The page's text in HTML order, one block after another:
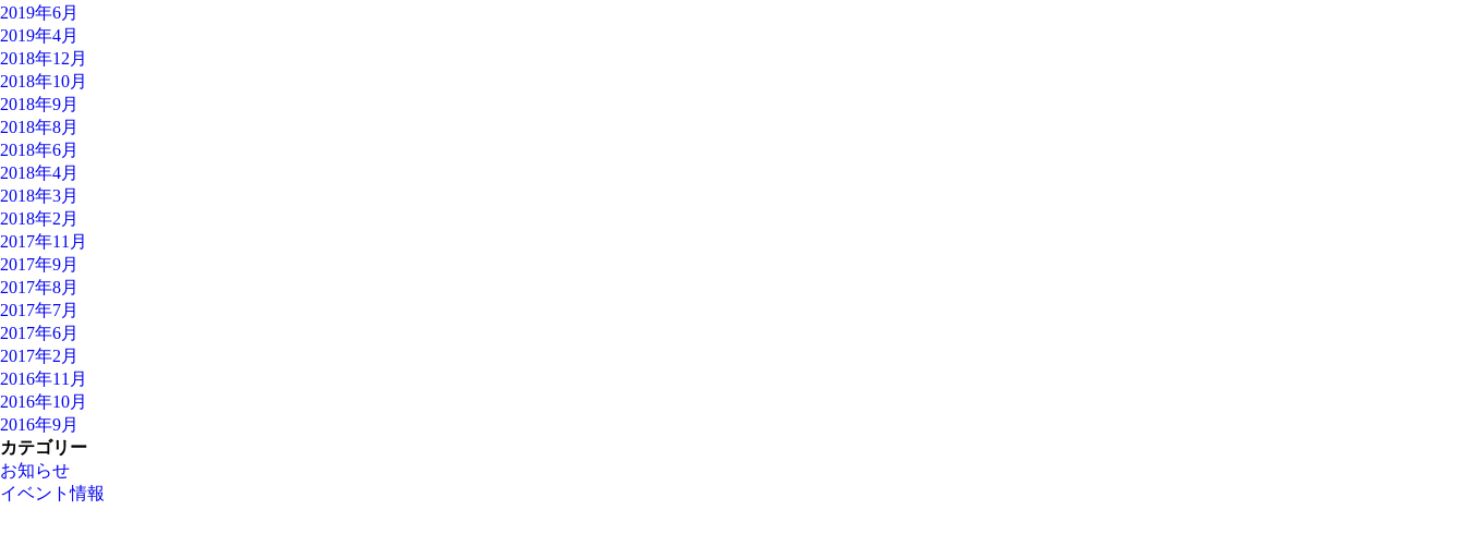
2019年6月
2019年4月
2018年12月
2018年10月
2018年9月
2018年8月
2018年6月
2018年4月
2018年3月
2018年2月
2017年11月
2017年9月
2017年8月
2017年7月
2017年6月
2017年2月
2016年11月
2016年10月
2016年9月
カテゴリー
お知らせ
イベント情報